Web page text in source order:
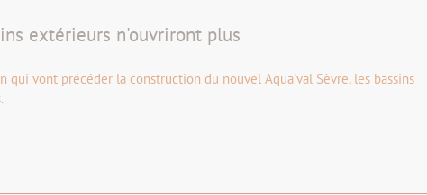
extérieurs n'ouvriront plus
qui vont précéder la construction du nouvel Aqua'val Sèvre, les bassins